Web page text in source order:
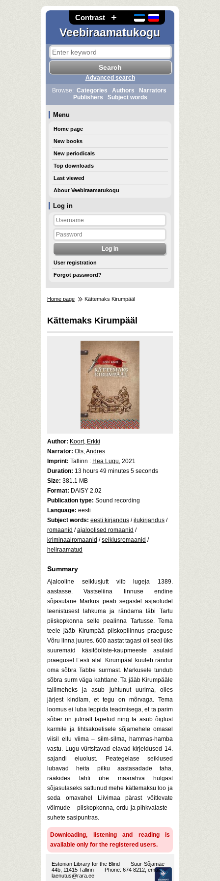
Contrast
Veebiraamatukogu
Log in
User registration
Forgot password?
Advanced search
Browse: Categories Authors
Narrators
Publishers
Subject words
Menu
Home page
New books
New periodicals
Top downloads
Last viewed
About Veebiraamatukogu
Home page Kättemaks Kirumpääl
Kättemaks Kirumpääl
Author: Koort, Erkki
Narrator: Ots, Andres
Imprint: Tallinn : Hea Lugu, 2021
Duration: 13 hours 49 minutes 5 seconds
Size: 381.1 MB
Format: DAISY 2.02
Publication type: Sound recording
Language: eesti
Subject words: eesti kirjandus /ilukirjandus /
romaanid /ajaloolised romaanid /
kriminaalromaanid /seiklusromaanid /
heliraamatud
Summary
Ajalooline seiklusjutt viib lugeja 1389.
aastasse. Vastseliina linnuse endine
sõjasulane Markus peab segastel asjaoludel
teenistusest lahkuma ja rändama läbi Tartu
piiskopkonna selle pealinna Tartusse. Tema
teele jääb Kirumpää piiskopilinnus praeguse
Võru linna juures. 600 aastat tagasi oli seal üks
suuremaid käsitööliste-kaupmeeste asulaid
praegusel Eesti alal. Kirumpääl kuuleb rändur
oma sõbra Tabbe surmast. Markusele tundub
sõbra surm väga kahtlane. Ta jääb Kirumpääle
tallimeheks ja asub juhtunut uurima, olles
järjest kindlam, et tegu on mõrvaga. Tema
loomus ei luba leppida teadmisega, et ta parim
sõber on julmalt tapetud ning ta asub õiglust
karmile ja lihtsakoelisele sõjamehele omasel
viisil ellu viima – silm-silma, hammas-hamba
vastu. Lugu vürtsitavad elavad kirjeldused 14.
sajandi eluolust. Peategelase seiklused
lubavad heita pilku aastasadade taha,
rääkides lahti ühe maarahva hulgast
sõjasulaseks sattunud mehe kättemaksu loo ja
seda omavahel Liivimaa pärast võitlevate
võimude – piiskopkonna, ordu ja pihkvalaste –
suhete sasipuntras.
Downloading, listening and reading is
available only for the registered users.
Estonian Library for the Blind
Suur-Sõjamäe
44b, 11415 Tallinn
Phone: 674 8212, email:
laenutus@rara.ee